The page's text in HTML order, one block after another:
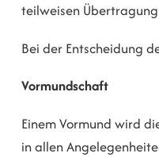
teilweisen
Bei der Entscheidung
Vormundschaft
Einem Vormund wird
in allen